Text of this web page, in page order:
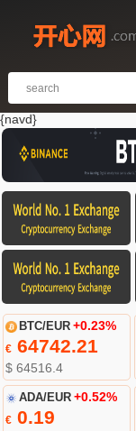
{navd}
BTC/EUR +0.23%
€64742.21
$ 64516.4
ADA/EUR +0.52%
€0.19